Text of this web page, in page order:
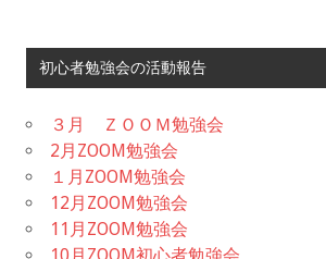
初心者勉強会の活動報告
３月 ＺＯＯＭ勉強会
2月ZOOM勉強会
１月ZOOM勉強会
12月ZOOM勉強会
11月ZOOM勉強会
10月ZOOM初心者勉強会